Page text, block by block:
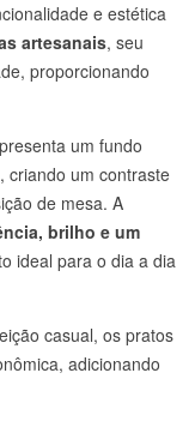
e estética
artesanais, seu
proporcionando
um fundo
criando um contraste
de mesa. A
brilho e um
ideal para o dia a dia
casual, os pratos
adicionando